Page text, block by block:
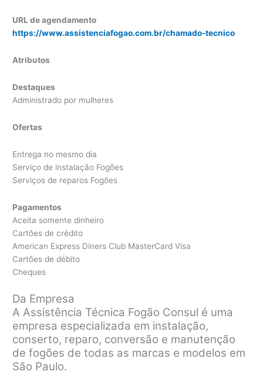
URL de agendamento
https://www.assistenciafogao.com.br/chamado-tecnico
Atributos
Destaques
Administrado por mulheres
Ofertas
Entrega no mesmo dia
Serviço de instalação Fogões
Serviços de reparos Fogões
Pagamentos
Aceita somente dinheiro
Cartões de crédito
American Express Diners Club MasterCard Visa
Cartões de débito
Cheques
Da Empresa
A Assistência Técnica Fogão Consul é uma
empresa especializada em instalação,
conserto, reparo, conversão e manutenção
de fogões de todas as marcas e modelos em
São Paulo.